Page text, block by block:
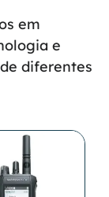
em
e
diferentes